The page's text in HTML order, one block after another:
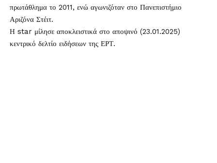
πρωτάθλημα το 2011, ενώ αγωνιζόταν στο Πανεπιστήμιο
Αριζόνα Στέιτ.
Η star μίλησε αποκλειστικά στο αποψινό (23.01.2025)
κεντρικό δελτίο ειδήσεων της ΕΡΤ.